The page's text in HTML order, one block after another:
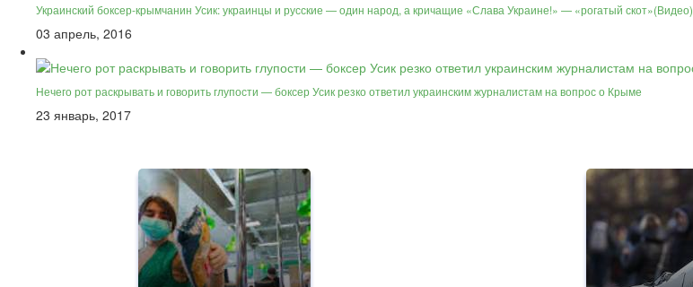
Украинский боксер-крымчанин Усик: украинцы и русские — один народ, а кричащие «Слава Украине!» — «рогатый скот»(Видео)
03 апрель, 2016
Нечего рот раскрывать и говорить глупости — боксер Усик резко ответил украинским журналистам на вопрос о Крыме
23 январь, 2017